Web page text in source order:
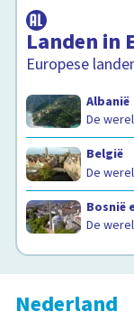
Het bestuur
Oorlogen in
Test je kennis
Europese
Landen in
Europese
Albanië
De
België
De
Bosnië
De
Nederland